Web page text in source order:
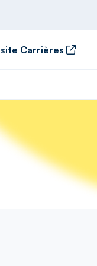
Carrières